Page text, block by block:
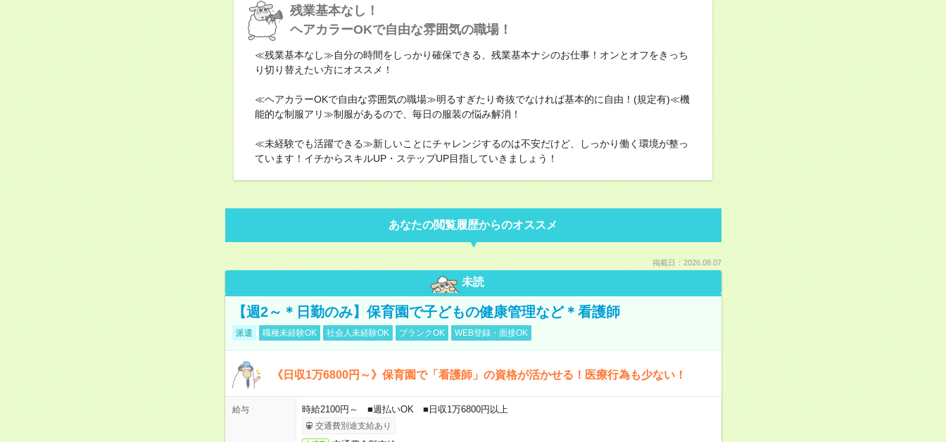
残業基本なし！
ヘアカラーOKで自由な雰囲気の職場！
≪残業基本なし≫自分の時間をしっかり確保できる、残業基本ナシのお仕事！オンとオフをきっち
り切り替えたい方にオススメ！
≪ヘアカラーOKで自由な雰囲気の職場≫明るすぎたり奇抜でなければ基本的に自由！(規定有)≪機
能的な制服アリ≫制服があるので、毎日の服装の悩み解消！
≪未経験でも活躍できる≫新しいことにチャレンジするのは不安だけど、しっかり働く環境が整っ
ています！イチからスキルUP・ステップUP目指していきましょう！
あなたの閲覧履歴からのオススメ
掲載日：2026.08.07
未読
【週2～＊日勤のみ】保育園で子どもの健康管理など＊看護師
派遣 職種未経験OK 社会人未経験OK ブランクOK WEB登録・面接OK
《日収1万6800円～》保育園で「看護師」の資格が活かせる！医療行為も少ない！
給与 時給2100円～ ■週払いOK ■日収1万6800円以上
交通費別途支給あり